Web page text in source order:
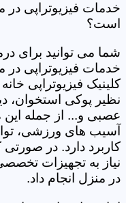
خدمات فیزیوتراپی
است؟
شما می توانید برای
خدمات فیزیوتراپی در
کلینیک فیزیوتراپی
نظیر پوکی
عصبی و... از جمله این
آسیب های ورزشی،
کاربرد دارد. در
نیاز به تجهیزات تخصصی
در منزل انجام داد.